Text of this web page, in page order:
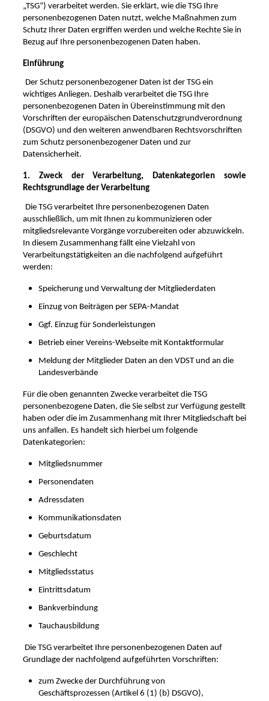
„TSG“) verarbeitet werden. Sie erklärt, wie die TSG Ihre
personenbezogenen Daten nutzt, welche Maßnahmen zum
Schutz Ihrer Daten ergriffen werden und welche Rechte Sie in
Bezug auf Ihre personenbezogenen Daten haben.
Einführung
Der Schutz personenbezogener Daten ist der TSG ein
wichtiges Anliegen. Deshalb verarbeitet die TSG Ihre
personenbezogenen Daten in Übereinstimmung mit den
Vorschriften der europäischen Datenschutzgrundverordnung
(DSGVO) und den weiteren anwendbaren Rechtsvorschriften
zum Schutz personenbezogener Daten und zur
Datensicherheit.
1. Zweck der Verarbeitung, Datenkategorien sowie
Rechtsgrundlage der Verarbeitung
Die TSGverarbeitet Ihre personenbezogenen Daten
ausschließlich, um mit Ihnen zu kommunizieren oder
mitgliedsrelevante Vorgänge vorzubereiten oder abzuwickeln.
In diesem Zusammenhang fällt eine Vielzahl von
Verarbeitungstätigkeiten an die nachfolgend aufgeführt
werden:
Speicherung und Verwaltung der Mitgliederdaten
Einzug von Beiträgen per SEPA-Mandat
Ggf. Einzug für Sonderleistungen
Betrieb einer Vereins-Webseite mit Kontaktformular
Meldung der Mitglieder Daten an den VDST und an die
Landesverbände
Für die oben genannten Zwecke verarbeitet die TSG
personenbezogene Daten, die Sie selbst zur Verfügung gestellt
haben oder die im Zusammenhang mit Ihrer Mitgliedschaft bei
uns anfallen. Es handelt sich hierbei um folgende
Datenkategorien:
Mitgliedsnummer
Personendaten
Adressdaten
Kommunikationsdaten
Geburtsdatum
Geschlecht
Mitgliedsstatus
Eintrittsdatum
Bankverbindung
Tauchausbildung
Die TSG verarbeitet Ihre personenbezogenen Daten auf
Grundlage der nachfolgend aufgeführten Vorschriften:
zum Zwecke der Durchführung von
Geschäftsprozessen (Artikel 6 (1) (b) DSGVO),